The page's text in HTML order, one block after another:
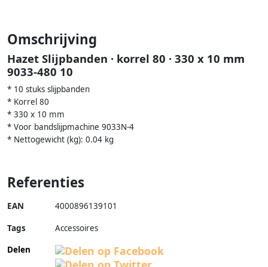
Omschrijving
Hazet Slijpbanden · korrel 80 · 330 x 10 mm
9033-480 10
* 10 stuks slijpbanden
* Korrel 80
* 330 x 10 mm
* Voor bandslijpmachine 9033N-4
* Nettogewicht (kg): 0.04 kg
Referenties
EAN 4000896139101
Tags
Accessoires
Delen